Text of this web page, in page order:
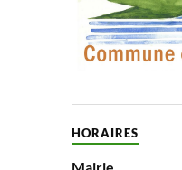
HORAIRES